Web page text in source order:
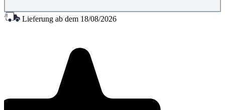
Lieferung ab dem 18/08/2026